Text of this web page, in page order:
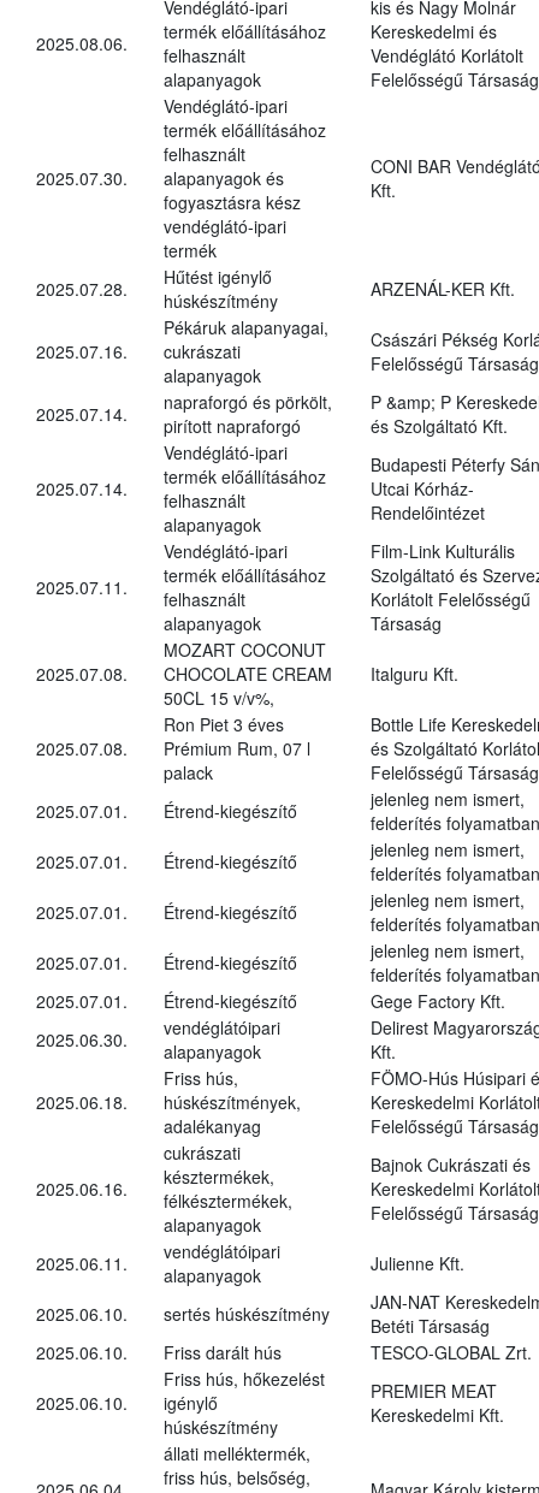
2025.08.06.
Vendéglátó-ipari
termék előállításához
felhasznált
alapanyagok
kis és Nagy Molnár
Kereskedelmi és
Vendéglátó Korlátolt
Felelősségű Társaság
2025.07.30.
Vendéglátó-ipari
termék előállításához
felhasznált
alapanyagok és
fogyasztásra kész
vendéglátó-ipari
termék
CONI BAR
Kft.
2025.07.28.
Hűtést igénylő
húskészítmény
ARZENÁL-KER Kft.
2025.07.16.
Pékáruk alapanyagai,
cukrászati
alapanyagok
Császári Pékség
Felelősségű Társaság
2025.07.14.
napraforgó és pörkölt,
pirított napraforgó
P &amp; P
és Szolgáltató Kft.
2025.07.14.
Vendéglátó-ipari
termék előállításához
felhasznált
alapanyagok
Budapesti Péterfy
Utcai Kórház-
Rendelőintézet
2025.07.11.
Vendéglátó-ipari
termék előállításához
felhasznált
alapanyagok
Film-Link Kulturális
Szolgáltató és
Korlátolt Felelősségű
Társaság
2025.07.08.
MOZART COCONUT
CHOCOLATE CREAM
50CL 15 v/v%,
Italguru Kft.
2025.07.08.
Ron Piet 3 éves
Prémium Rum, 07 l
palack
Bottle Life
és Szolgáltató
Felelősségű Társaság
2025.07.01.
Étrend-kiegészítő
jelenleg nem ismert,
felderítés folyamatban
2025.07.01.
Étrend-kiegészítő
jelenleg nem ismert,
felderítés folyamatban
2025.07.01.
Étrend-kiegészítő
jelenleg nem ismert,
felderítés folyamatban
2025.07.01.
Étrend-kiegészítő
jelenleg nem ismert,
felderítés folyamatban
2025.07.01.
Étrend-kiegészítő
Gege Factory Kft.
2025.06.30.
vendéglátóipari
alapanyagok
Delirest
Kft.
2025.06.18.
Friss hús,
húskészítmények,
adalékanyag
FÖMO-Hús Húsipari
Kereskedelmi
Felelősségű Társaság
2025.06.16.
cukrászati
késztermékek,
félkésztermékek,
alapanyagok
Bajnok Cukrászati és
Kereskedelmi
Felelősségű Társaság
2025.06.11.
vendéglátóipari
alapanyagok
Julienne Kft.
2025.06.10. sertés húskészítmény
JAN-NAT
Betéti Társaság
2025.06.10.
Friss darált hús TESCO-GLOBAL Zrt.
2025.06.10.
Friss hús, hőkezelést
igénylő
húskészítmény
PREMIER MEAT
Kereskedelmi Kft.
állati melléktermék,
friss hús, belsőség,